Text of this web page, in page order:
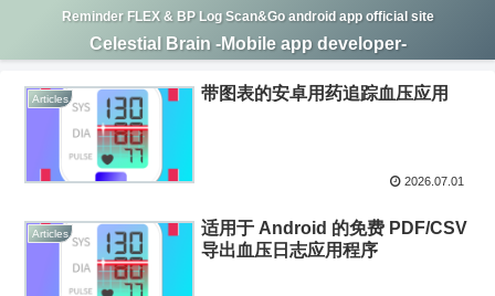
Reminder FLEX & BP Log Scan&Go android app official site
Celestial Brain -Mobile app developer-
Articles 带图表的安卓用药追踪血压应用
2026.07.01
Articles
适用于 Android 的免费 PDF/CSV
导出血压日志应用程序